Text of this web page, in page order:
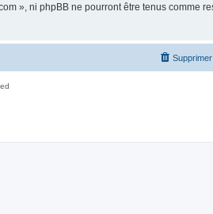
», ni phpBB ne pourront être tenus comme